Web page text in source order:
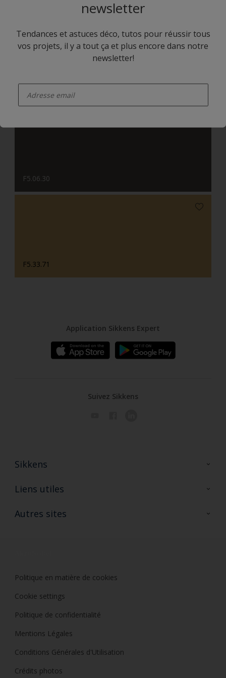
F5.13.84
F5.06.30
F5.33.71
newsletter
Tendances et astuces déco, tutos pour réussir tous
vos projets, il y a tout ça et plus encore dans notre
newsletter!
Application Sikkens Expert
Suivez Sikkens
Sikkens
A propos de Sikkens
Liens utiles
Ouvrir un magasin PASS
Autres sites
Politique en matière de cookies
Cookie settings
Politique de confidentialité
Mentions Légales
Conditions Générales d'Utilisation
Crédits photos